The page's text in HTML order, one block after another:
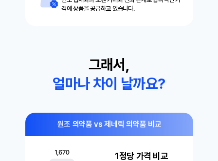
격에 상품을 공급하고 있습니다.
그래서,
얼마나 차이 날까요?
원조 의약품 vs 제네릭 의약품 비교
1정당 가격 비교